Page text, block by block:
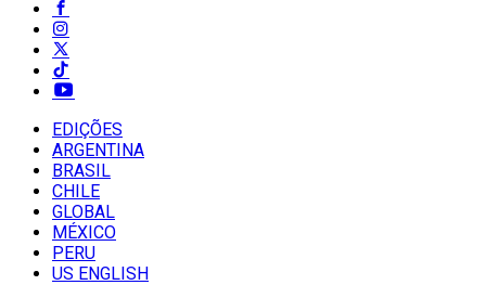
EDIÇÕES
ARGENTINA
BRASIL
CHILE
GLOBAL
MÉXICO
PERU
US ENGLISH